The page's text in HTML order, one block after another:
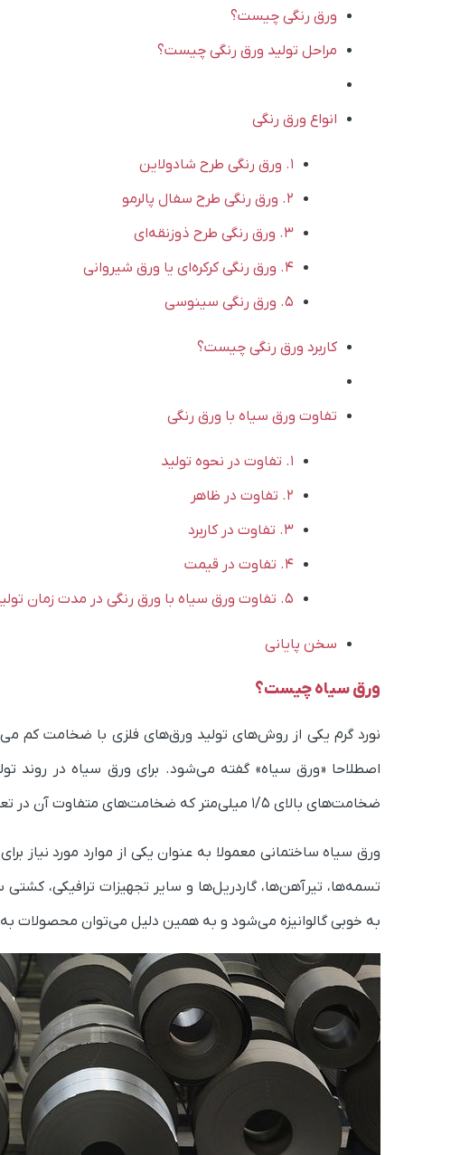
ورق رنگی چیست؟
مراحل تولید ورق رنگی چیست؟
انواع ورق رنگی
1. ورق رنگی طرح شادولاین
2. ورق‌ رنگی طرح سفال پالرمو
3. ورق‌ رنگی طرح ذوزنقه‌ای
4. ورق‌ رنگی کرکره‌ای یا ورق شیروانی
5. ورق رنگی سینوسی
کاربرد ورق رنگی چیست؟
تفاوت‌ ورق سیاه با ورق رنگی
1. تفاوت در نحوه تولید
2. تفاوت در ظاهر
3. تفاوت در کاربرد
4. تفاوت در قیمت
5. تفاوت ورق سیاه با ورق رنگی در مدت زمان تولید
سخن پایانی
ورق سیاه چیست؟
نورد گرم یکی از روش‌های تولید ورق‌های فلزی با ضخامت کم
اصطلاحا «ورق سیاه» گفته می‌شود. برای ورق سیاه در روند
ضخامت‌های بالای ۱/۵ میلی‌متر که ضخامت‌های متفاوت آن در تعیین
ورق سیاه ساختمانی معمولا به عنوان یکی از موارد مورد نیاز
تسمه‌ها، تیرآهن‌ها، گاردریل‌ها و سایر تجهیزات ترافیکی،
به خوبی گالوانیزه می‌شود و به همین دلیل می‌توان محصولات به